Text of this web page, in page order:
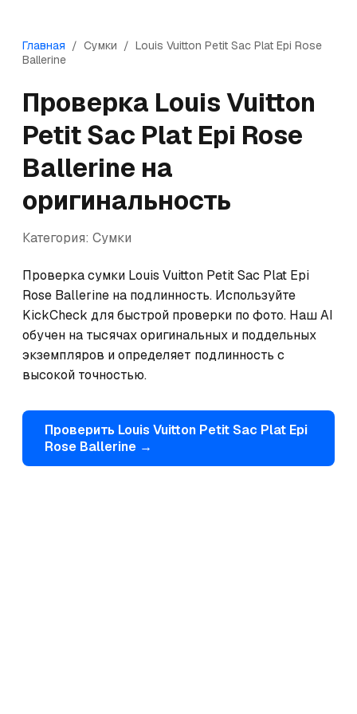
Главная / Сумки / Louis Vuitton Petit Sac Plat Epi Rose
Ballerine
Проверка Louis Vuitton
Petit Sac Plat Epi Rose
Ballerine на
оригинальность
Категория: Сумки
Проверка сумки Louis Vuitton Petit Sac Plat Epi
Rose Ballerine на подлинность. Используйте
KickCheck для быстрой проверки по фото. Наш AI
обучен на тысячах оригинальных и поддельных
экземпляров и определяет подлинность с
высокой точностью.
Проверить Louis Vuitton Petit Sac Plat Epi
Rose Ballerine →